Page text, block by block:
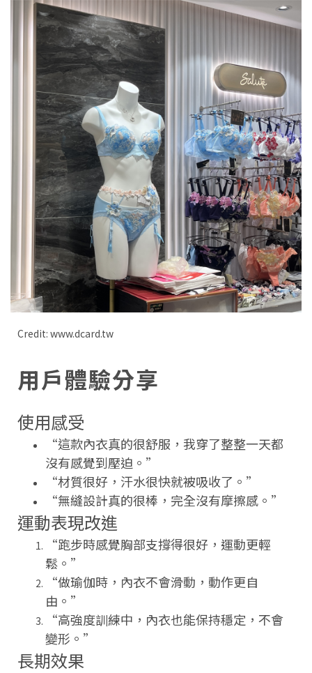
Credit: www.dcard.tw
用戶體驗分享
使用感受
“這款內衣真的很舒服，我穿了整整一天都
沒有感覺到壓迫。”
“材質很好，汗水很快就被吸收了。”
“無縫設計真的很棒，完全沒有摩擦感。”
運動表現改進
“跑步時感覺胸部支撐得很好，運動更輕
鬆。”
“做瑜伽時，內衣不會滑動，動作更自
由。”
“高強度訓練中，內衣也能保持穩定，不會
變形。”
長期效果